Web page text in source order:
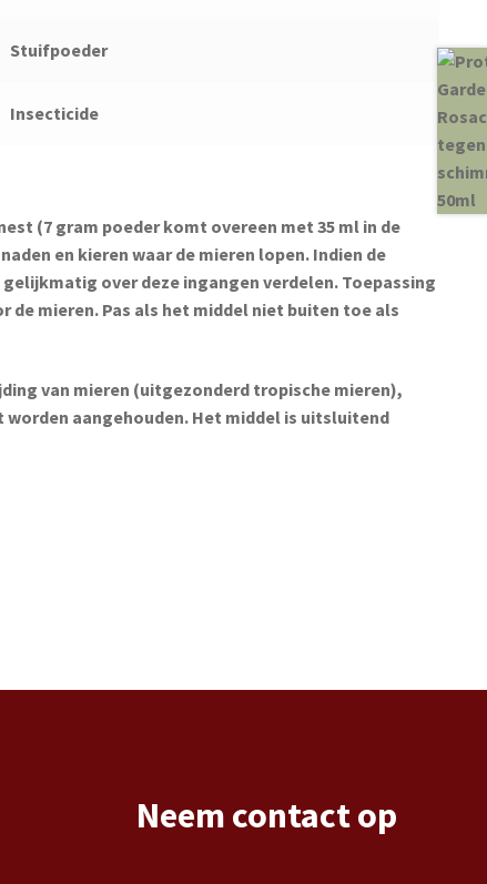
Stuifpoeder
Insecticide
(7 gram poeder komt overeen met 35 ml in de
en kieren waar de mieren lopen. Indien de
over deze ingangen verdelen. Toepassing
de mieren. Pas als het middel niet buiten toe als
van mieren (uitgezonderd tropische mieren),
aangehouden. Het middel is uitsluitend
Neem contact op